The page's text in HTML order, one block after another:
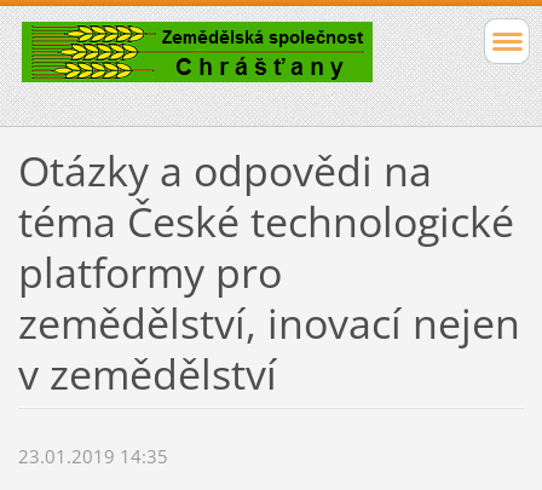
Otázky a odpovědi na
téma České technologické
platformy pro
zemědělství, inovací nejen
v zemědělství
23.01.2019 14:35